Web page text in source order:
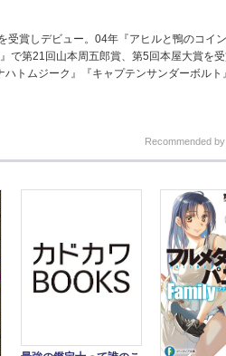
賞しデビュー。04年『アヒルと鴨のコイ
で第21回山本周五郎賞、第5回本屋大賞を
トムジーク』『キャプテンサンダーボル
Recommended